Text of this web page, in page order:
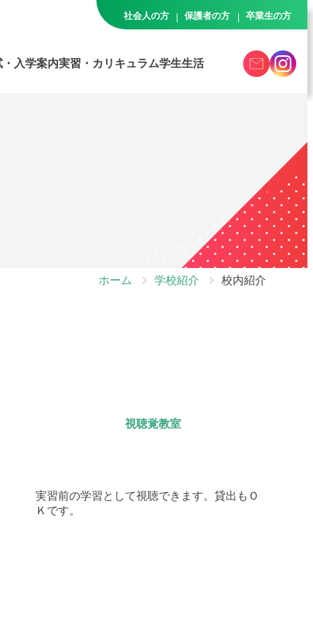
社会人の方 保護者の方 卒業生の方
・入学案内実習・カリキュラム学生生活
google
form
instagram
ホーム 学校紹介 校内紹介
視聴覚教室
実習前の学習として視聴できます。貸出もＯ
Ｋです。